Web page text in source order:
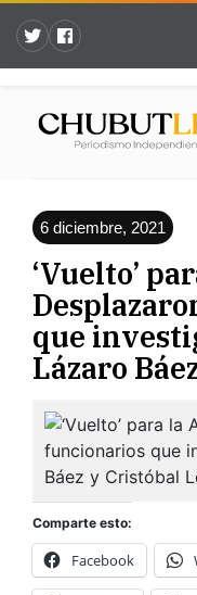
6 diciembre, 2021
‘Vuelto’
que
Lázaro
Comparte esto:
Facebook